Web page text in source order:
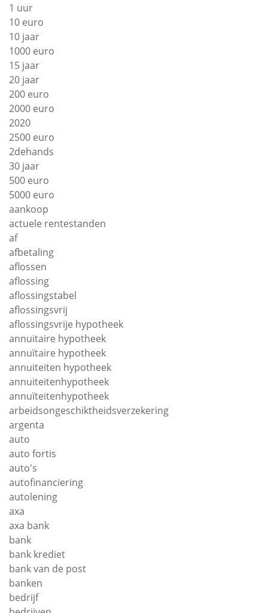
1 uur
10 euro
10 jaar
1000 euro
15 jaar
20 jaar
200 euro
2000 euro
2020
2500 euro
2dehands
30 jaar
500 euro
5000 euro
aankoop
actuele rentestanden
af
afbetaling
aflossen
aflossing
aflossingstabel
aflossingsvrij
aflossingsvrije hypotheek
annuitaire hypotheek
annuïtaire hypotheek
annuiteiten hypotheek
annuiteitenhypotheek
annuïteitenhypotheek
arbeidsongeschiktheidsverzekering
argenta
auto
auto fortis
auto's
autofinanciering
autolening
axa
axa bank
bank
bank krediet
bank van de post
banken
bedrijf